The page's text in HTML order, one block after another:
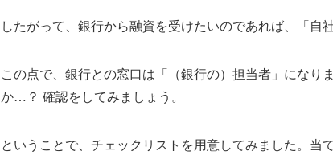
したがって、銀行から融資を受けたいのであれば、「自
この点で、銀行との窓口は「（銀行の）担当者」になり
か…？ 確認をしてみましょう。
ということで、チェックリストを用意してみました。